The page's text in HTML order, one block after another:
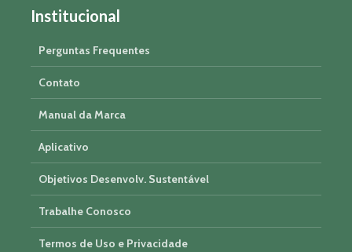
Institucional
Perguntas Frequentes
Contato
Manual da Marca
Aplicativo
Objetivos Desenvolv. Sustentável
Trabalhe Conosco
Termos de Uso e Privacidade